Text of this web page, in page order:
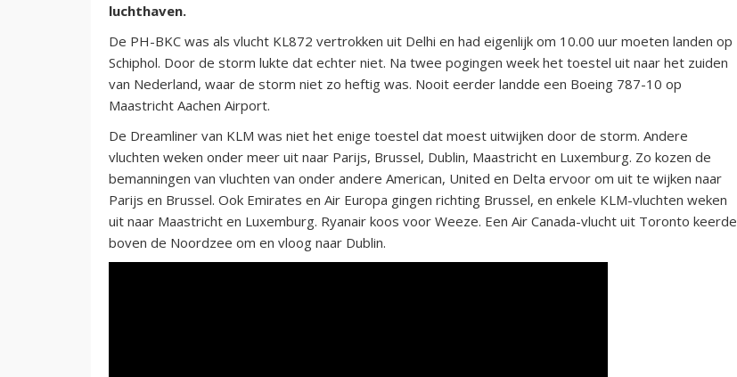
luchthaven.
De PH-BKC was als vlucht KL872 vertrokken uit Delhi en had eigenlijk om 10.00 uur moeten landen op
Schiphol. Door de storm lukte dat echter niet. Na twee pogingen week het toestel uit naar het zuiden
van Nederland, waar de storm niet zo heftig was. Nooit eerder landde een Boeing 787-10 op
Maastricht Aachen Airport.
De Dreamliner van KLM was niet het enige toestel dat moest uitwijken door de storm. Andere
vluchten weken onder meer uit naar Parijs, Brussel, Dublin, Maastricht en Luxemburg. Zo kozen de
bemanningen van vluchten van onder andere American, United en Delta ervoor om uit te wijken naar
Parijs en Brussel. Ook Emirates en Air Europa gingen richting Brussel, en enkele KLM-vluchten weken
uit naar Maastricht en Luxemburg. Ryanair koos voor Weeze. Een Air Canada-vlucht uit Toronto keerde
boven de Noordzee om en vloog naar Dublin.